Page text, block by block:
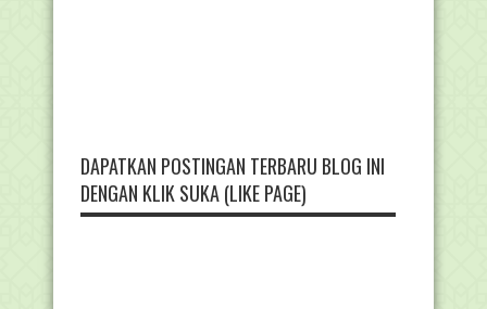
DAPATKAN POSTINGAN TERBARU BLOG INI
DENGAN KLIK SUKA (LIKE PAGE)